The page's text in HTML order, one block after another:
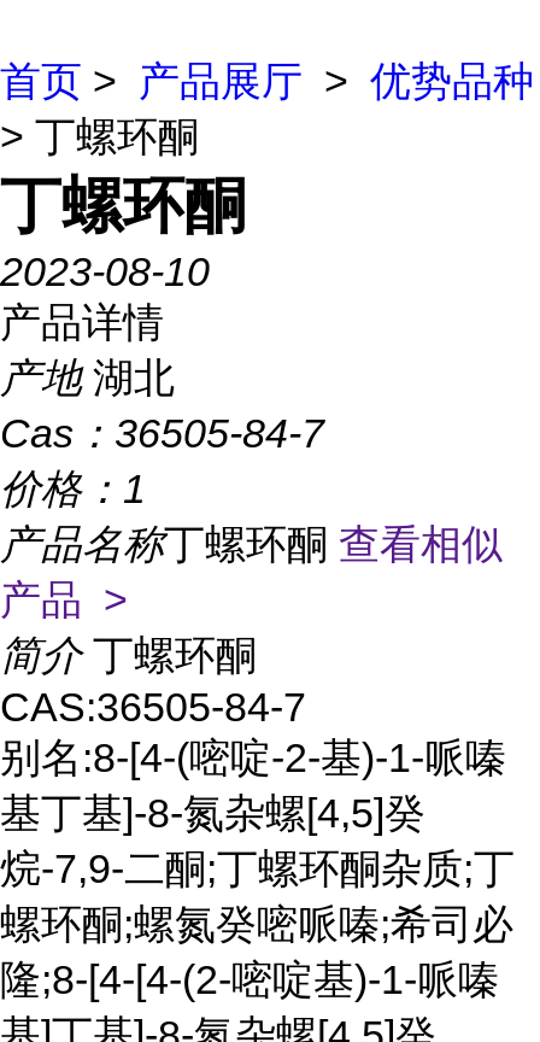
首页 > 产品展厅 > 优势品种
> 丁螺环酮
丁螺环酮
2023-08-10
产品详情
产地 湖北
Cas： 36505-84-7
价格： 1
产品名称丁螺环酮 查看相似
产品 >
简介 丁螺环酮
CAS:36505-84-7
别名:8-[4-(嘧啶-2-基)-1-哌嗪
基丁基]-8-氮杂螺[4,5]癸
烷-7,9-二酮;丁螺环酮杂质;丁
螺环酮;螺氮癸嘧哌嗪;希司必
隆;8-[4-[4-(2-嘧啶基)-1-哌嗪